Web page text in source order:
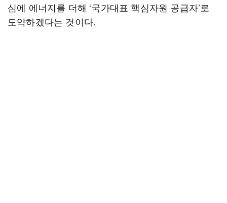
심에 에너지를 더해 ‘국가대표 핵심자원 공급자’로
도약하겠다는 것이다.